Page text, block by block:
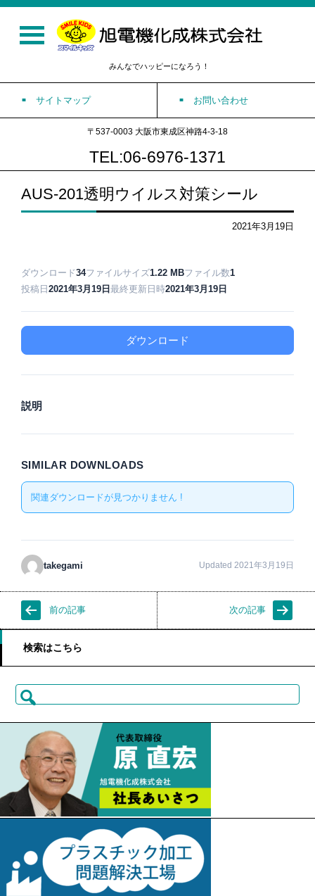
みんなでハッピーになろう！
サイトマップ お問い合わせ
〒537-0003 大阪市東成区神路4-3-18
TEL:06-6976-1371
AUS-201透明ウイルス対策シール
2021年3月19日
ダウンロード34ファイルサイズ1.22 MBファイル数1
投稿日 2021年3月19日 最終更新日時2021年3月19日
ダウンロード
説明
SIMILAR DOWNLOADS
関連ダウンロードが見つかりません !
takegami Updated 2021年3月19日
前の記事 次の記事
検索はこちら
検
索: